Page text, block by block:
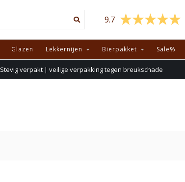
9.7
Glazen Lekkernijen Bierpakket Sale%
Stevig verpakt | veilige verpakking tegen breukschade